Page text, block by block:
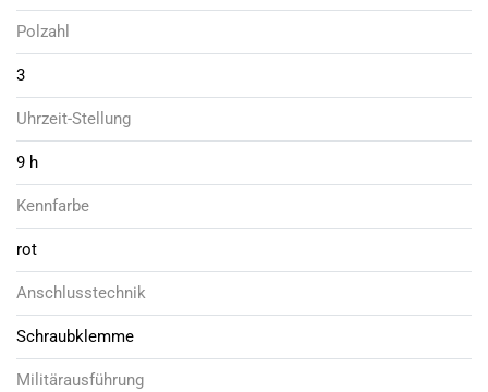
Polzahl
3
Uhrzeit-Stellung
9 h
Kennfarbe
rot
Anschlusstechnik
Schraubklemme
Militärausführung